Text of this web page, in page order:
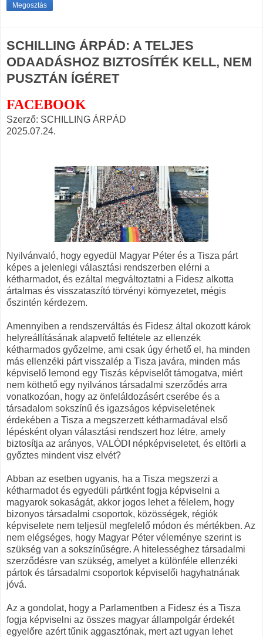
Megosztás
SCHILLING ÁRPÁD: A TELJES
ODAADÁSHOZ BIZTOSÍTÉK KELL, NEM
PUSZTÁN ÍGÉRET
FACEBOOK
Szerző: SCHILLING ÁRPÁD
2025.07.24.
Nyilvánvaló, hogy egyedül Magyar Péter és a Tisza párt
képes a jelenlegi választási rendszerben elérni a
kétharmadot, és ezáltal megváltoztatni a Fidesz alkotta
ártalmas és visszataszító törvényi környezetet, mégis
őszintén kérdezem.
Amennyiben a rendszerváltás és Fidesz által okozott károk
helyreállításának alapvető feltétele az ellenzék
kétharmados győzelme, ami csak úgy érhető el, ha minden
más ellenzéki párt visszalép a Tisza javára, minden más
képviselő lemond egy Tiszás képviselőt támogatva, miért
nem köthető egy nyilvános társadalmi szerződés arra
vonatkozóan, hogy az önfeláldozásért cserébe és a
társadalom sokszínű és igazságos képviseletének
érdekében a Tisza a megszerzett kétharmadával első
lépésként olyan választási rendszert hoz létre, amely
biztosítja az arányos, VALÓDI népképviseletet, és eltörli a
győztes mindent visz elvét?
Abban az esetben ugyanis, ha a Tisza megszerzi a
kétharmadot és egyedüli pártként fogja képviselni a
magyarok sokaságát, akkor jogos lehet a félelem, hogy
bizonyos társadalmi csoportok, közösségek, régiók
képviselete nem teljesül megfelelő módon és mértékben. Az
nem elégséges, hogy Magyar Péter véleménye szerint is
szükség van a sokszínűségre. A hitelességhez társadalmi
szerződésre van szükség, amelyet a különféle ellenzéki
pártok és társadalmi csoportok képviselői hagyhatnának
jóvá.
Az a gondolat, hogy a Parlamentben a Fidesz és a Tisza
fogja képviselni az összes magyar állampolgár érdekét
egyelőre azért tűnik aggasztónak, mert azt ugyan lehet